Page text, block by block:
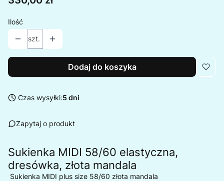
Ilość
szt.
Dodaj do koszyka
Czas wysyłki:5 dni
Zapytaj o produkt
Sukienka MIDI 58/60 elastyczna,
dresówka, złota mandala
Sukienka MIDI plus size 58/60 złota mandala